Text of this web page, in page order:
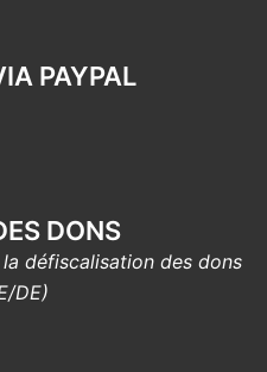
PAYPAL
DONS
défiscalisation des dons
DE)